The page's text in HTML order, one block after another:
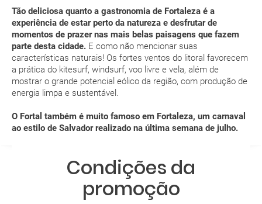
Tão deliciosa quanto a gastronomia de Fortaleza é a
experiência de estar perto da natureza e desfrutar de
momentos de prazer nas mais belas paisagens que fazem
parte desta cidade. E como não mencionar suas
características naturais! Os fortes ventos do litoral favorecem
a prática do kitesurf, windsurf, voo livre e vela, além de
mostrar o grande potencial eólico da região, com produção de
energia limpa e sustentável.
O Fortal também é muito famoso em Fortaleza, um carnaval
ao estilo de Salvador realizado na última semana de julho.
pendente de confirmação. Como sei se se confirma
a viagem?
Como sei se há lugares disponíveis na viagem que
quero reservar?
Se tenho os transfers incluídos, onde me devo
dirigir?
Quais as condições gerais nas reservas das
Condições da
promoção